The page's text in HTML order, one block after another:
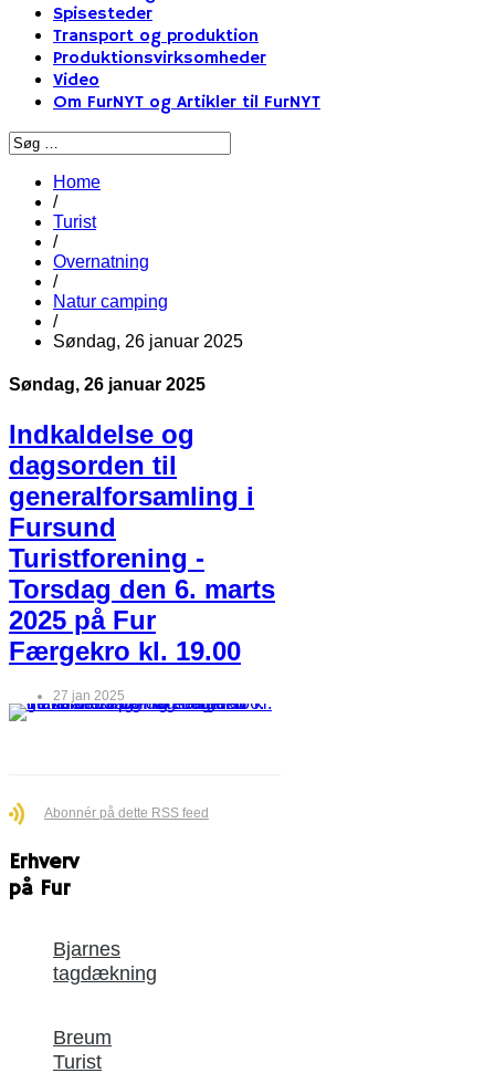
Spisesteder
Transport og produktion
Produktionsvirksomheder
Video
Om FurNYT og Artikler til FurNYT
Home
/
Turist
/
Overnatning
/
Natur camping
/
Søndag, 26 januar 2025
Søndag, 26 januar 2025
Indkaldelse og
dagsorden til
generalforsamling i
Fursund
Turistforening -
Torsdag den 6. marts
2025 på Fur
Færgekro kl. 19.00
27 jan 2025
Abonnér på dette RSS feed
Erhverv
på Fur
Bjarnes
tagdækning
Breum
Turist